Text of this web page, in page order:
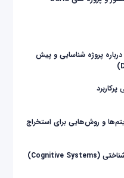
پروژه شناسایی و پیش
و روش‌هایی برای استخراج
آشنایی با مفهوم سیستم های شناختی (Cognitive Systems)